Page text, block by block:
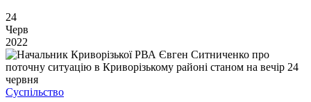
24
Черв
2022
Суспільство